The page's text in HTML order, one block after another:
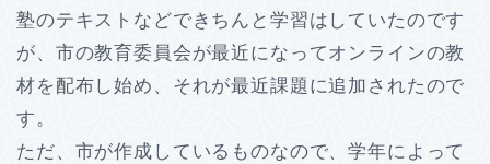
塾のテキストなどできちんと学習はしていたのです
が、市の教育委員会が最近になってオンラインの教
材を配布し始め、それが最近課題に追加されたので
す。
ただ、市が作成しているものなので、学年によって